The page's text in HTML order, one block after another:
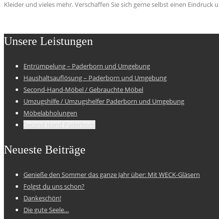
Kleider und vieles mehr. Verschaffen Sie sich gerne selbst einen Eindruck
Unsere Leistungen
Entrümpelung – Paderborn und Umgebung
Haushaltsauflösung – Paderborn und Umgebung
Second-Hand-Möbel / Gebrauchte Möbel
Umzugshilfe / Umzugshelfer Paderborn und Umgebung
Möbelabholungen
Second Hand Paderborn
Neueste Beiträge
Genieße den Sommer das ganze Jahr über: Mit WECK-Gläsern
Folgst du uns schon?
Dankeschön!
Die gute Seele…